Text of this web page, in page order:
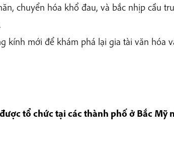
chuyển hóa khổ đau, và bắc nhịp cầu
kính mới để khám phá lại gia tài văn hóa
tổ chức tại các thành phố ở Bắc Mỹ